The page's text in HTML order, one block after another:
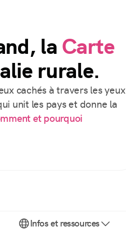
la Carte
rurale.
cachés à travers les yeux
unit les pays et donne la
et pourquoi
Infos et ressources